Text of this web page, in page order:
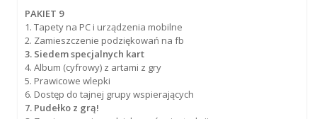
PAKIET 9
1. Tapety na PC i urządzenia mobilne
2. Zamieszczenie podziękowań na fb
3. Siedem specjalnych kart
4. Album (cyfrowy) z artami z gry
5. Prawicowe wlepki
6. Dostęp do tajnej grupy wspierających
7. Pudełko z grą!